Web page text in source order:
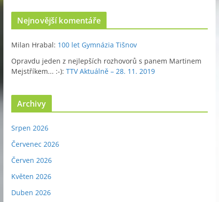
Nejnovější komentáře
Milan Hrabal: 100 let Gymnázia Tišnov
Opravdu jeden z nejlepších rozhovorů s panem Martinem
Mejstříkem... :-): TTV Aktuálně – 28. 11. 2019
Archivy
Srpen 2026
Červenec 2026
Červen 2026
Květen 2026
Duben 2026